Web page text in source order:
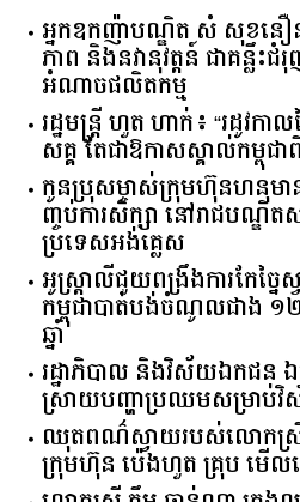
អ្នកឧកញ៉ាបណ្ឌិត សំ សុខនឿ
ភាព និងនវានុវត្តន៍ ជាគន្លឹ
អំណាចផលិតកម្ម
រដ្ឋមន្ត្រី ហួត ហាក់៖ “រដូវក
សគ្គ តែជាឱកាសស្គាល់កម្ពុជា
កូនប្រុសម្ចាស់ក្រុមហ៊ុនហនុម
ញ្ចប់ការសិក្សា នៅរាជបណ្ឌិ
ប្រទេសអង់គ្លេស
អូស្ត្រាលី​ជួយ​ពង្រឹង​ការ​កែច្នៃ​
កម្ពុជា​បាត់បង់​ចំណូល​ជាង​ ​១
ឆ្នាំ​
រដ្ឋាភិបាល​ ​និង​វិស័យ​ឯកជន ​ឯ
ស្រាយ​បញ្ហា​ប្រឈម​​សម្រាប់​វិ
ឈុតពណ៌ស្វាយរបស់លោកស្រី
ក្រុមហ៊ុន ប៉េងហួត គ្រុប មើ